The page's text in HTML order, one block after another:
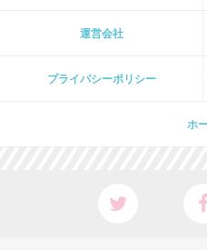
運営会社
プライパシーポリシー
ホ